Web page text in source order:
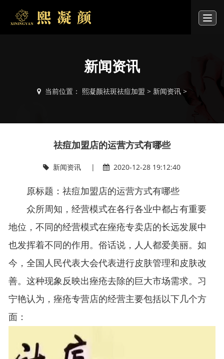
T
o
新闻资讯
当前位置： 熙凝颜祛斑祛痘加盟 > 新闻资讯>
祛痘加盟店的运营方式有哪些
新闻资讯 | 2020-12-28 19:12:40
原标题：祛痘加盟店的运营方式有哪些
众所周知，经营模式在各行各业中都占有重要
地位，不同的经营模式在痤疮专卖店的长远发展中
也发挥着不同的作用。俗话说，人人都爱美丽。如
今，全国人民代表大会代表进行皮肤管理和皮肤改
善。这种现象反映出痤疮去除的巨大市场需求。习
宁艳认为，痤疮专营店的经营主要包括以下几个方
面：